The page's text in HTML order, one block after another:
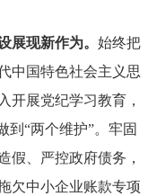
展现新作为。 始终把
中国特色社会主义思
开展党纪学习教育，
到 “两个维护”。牢固
假、严控政府债务，
欠中小企业账款专项